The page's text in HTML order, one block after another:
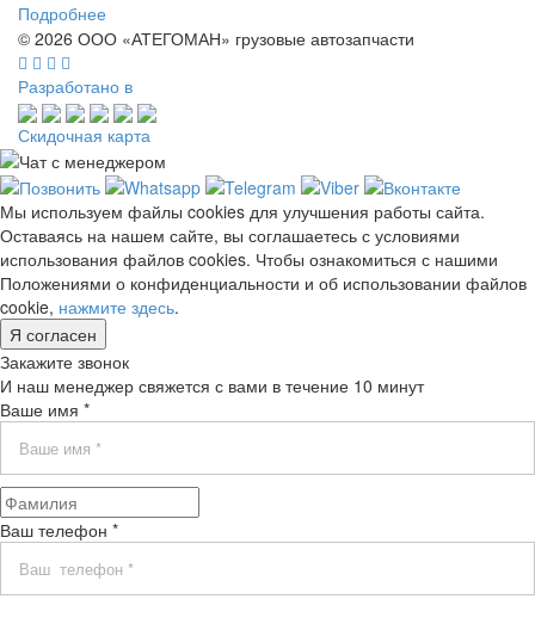
Подробнее
© 2026 ООО «АТЕГОМАН» грузовые автозапчасти
Разработано в
Скидочная карта
Мы используем файлы cookies для улучшения работы сайта.
Оставаясь на нашем сайте, вы соглашаетесь с условиями
использования файлов cookies. Чтобы ознакомиться с нашими
Положениями о конфиденциальности и об использовании файлов
cookie, нажмите здесь.
Я согласен
Закажите звонок
И наш менеджер свяжется с вами в течение 10 минут
Ваше имя *
Ваш телефон *